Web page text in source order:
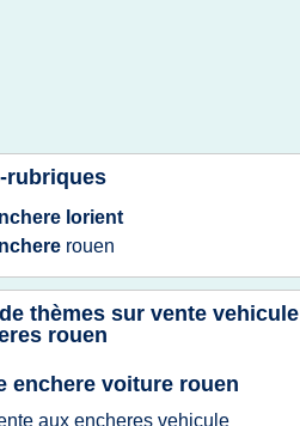
rubriques
lorient
rouen
thèmes sur vente vehicule
rouen
enchere voiture rouen
aux encheres vehicule